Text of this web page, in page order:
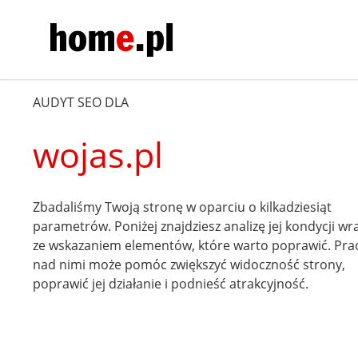
AUDYT SEO DLA
wojas.pl
Zbadaliśmy Twoją stronę w oparciu o kilkadziesiąt
parametrów. Poniżej znajdziesz analizę jej kondycji
ze wskazaniem elementów, które warto poprawić.
nad nimi może pomóc zwiększyć widoczność strony,
poprawić jej działanie i podnieść atrakcyjność.